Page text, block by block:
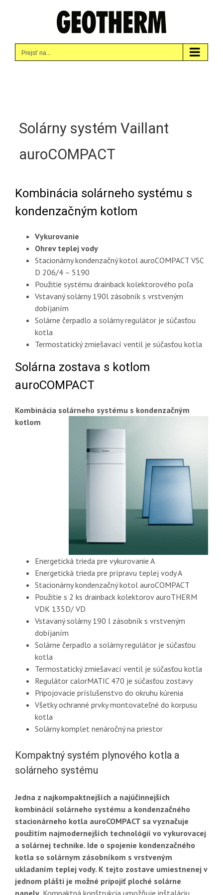
Prejsť na...
Solárny systém Vaillant
auroCOMPACT
Kombinácia solárneho systému s
kondenzačným kotlom
Vykurovanie
Ohrev teplej vody
Stacionárny kondenzačný kotol auroCOMPACT VSC
D 206/4 – 5190
Použitie systému drainback kolektorového poľa
Vstavaný solárny 190l zásobník s vrstveným
dobíjaním
Solárne čerpadlo a solárny regulátor je súčasťou
kotla
Termostatický zmiešavací ventil je súčasťou kotla
Solárna zostava s kotlom
auroCOMPACT
Kombinácia solárneho systému s kondenzačným
kotlom
Energetická trieda pre vykurovanie A
Energetická trieda pre prípravu teplej vody A
Stacionárny kondenzačný kotol auroCOMPACT
Použitie s 2 ks drainback kolektorov auroTHERM
VDK 135D/ VD
Vstavaný solárny 190 l zásobník s vrstveným
dobíjaním
Solárne čerpadlo a solárny regulátor je súčasťou
kotla
Termostatický zmiešavací ventil je súčasťou kotla
Regulátor calorMATIC 470 je súčasťou zostavy
Pripojovacie príslušenstvo do okruhu kúrenia
Všetky ochranné prvky montovateľné do korpusu
kotla
Solárny komplet nenáročný na priestor
Kompaktný systém plynového kotla a
solárneho systému
Jedna z najkompaktnejších a najúčinnejších
kombinácií solárneho systému a kondenzačného
stacionárneho kotla auroCOMPACT sa vyznačuje
použitím najmodernejších technológií vo vykurovacej
a solárnej technike. Ide o spojenie kondenzačného
kotla so solárnym zásobníkom s vrstveným
ukladaním teplej vody. K tejto zostave umiestnenej v
jednom plášti je možné pripojiť ploché solárne
panely. Kompaktná konštrukcia umožňuje inštaláciu